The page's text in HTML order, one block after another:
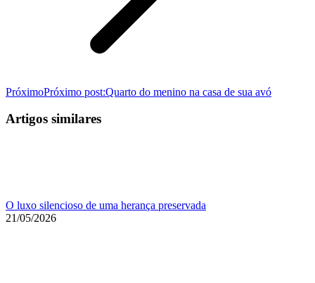
PróximoPróximo post:Quarto do menino na casa de sua avó
Artigos similares
O luxo silencioso de uma herança preservada
21/05/2026